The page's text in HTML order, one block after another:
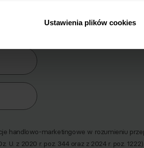
Ustawienia plików cookies
zestaw 10
handlowo-marketingowe w rozumieniu
U. z 2020 r. poz. 344 oraz z 2024 r. poz.